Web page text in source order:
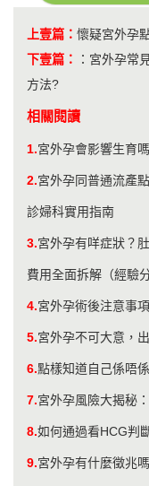
上壹篇： 懷疑宮外孕
下壹篇：
： 宮外孕常
方法?
相關閱讀
1.宮外孕會影響生育
2.宮外孕同普通流產
診婦科實用指南
3.宮外孕有咩症狀？
費用全面拆解（經驗
4.宮外孕術後注意事
5.宮外孕不可大意，
6.點樣知道自己係唔
7.宮外孕風險大揭秘
8.如何通過看HCG判
9.宮外孕有什麼徵兆